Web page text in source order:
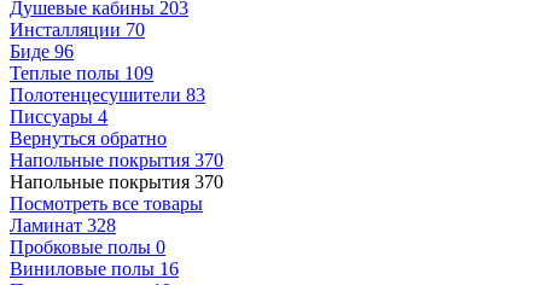
Душевые кабины 203
Инсталляции 70
Биде 96
Теплые полы 109
Полотенцесушители 83
Писсуары 4
Вернуться обратно
Напольные покрытия 370
Напольные покрытия 370
Посмотреть все товары
Ламинат 328
Пробковые полы 0
Виниловые полы 16